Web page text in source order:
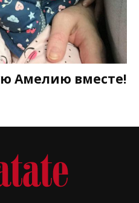
Амелию вместе!